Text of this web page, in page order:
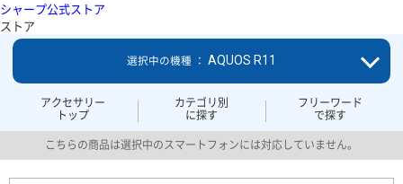
シャープ公式ストア
ストア
アクセサリー
トップ
カテゴリ別
に探す
フリーワード
で探す
選択中の機種 ： AQUOS R11
こちらの商品は選択中のスマートフォンには対応していません。